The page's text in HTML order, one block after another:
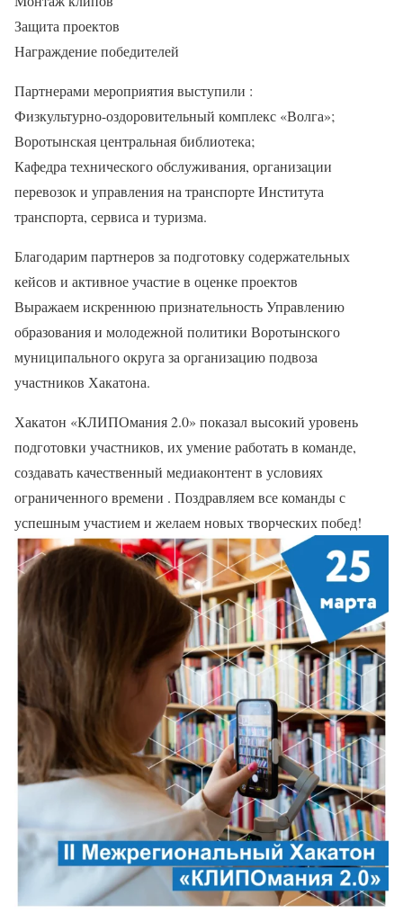
Защита проектов
Награждение победителей
Партнерами мероприятия выступили :
Физкультурно-оздоровительный комплекс «Волга»;
Воротынская центральная библиотека;
Кафедра технического обслуживания, организации
перевозок и управления на транспорте Института
транспорта, сервиса и туризма.
Благодарим партнеров за подготовку содержательных
кейсов и активное участие в оценке проектов
Выражаем искреннюю признательность Управлению
образования и молодежной политики Воротынского
муниципального округа за организацию подвоза
участников Хакатона.
Хакатон «КЛИПОмания 2.0» показал высокий уровень
подготовки участников, их умение работать в команде,
создавать качественный медиаконтент в условиях
ограниченного времени . Поздравляем все команды с
успешным участием и желаем новых творческих побед!